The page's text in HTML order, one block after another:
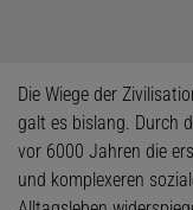
Die Wiege der
galt es bislang. Durch
vor 6000 Jahren die
und komplexeren